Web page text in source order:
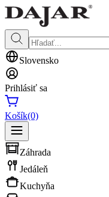
Slovensko
Prihlásiť sa
Košík(0)
Záhrada
Jedáleň
Kuchyňa